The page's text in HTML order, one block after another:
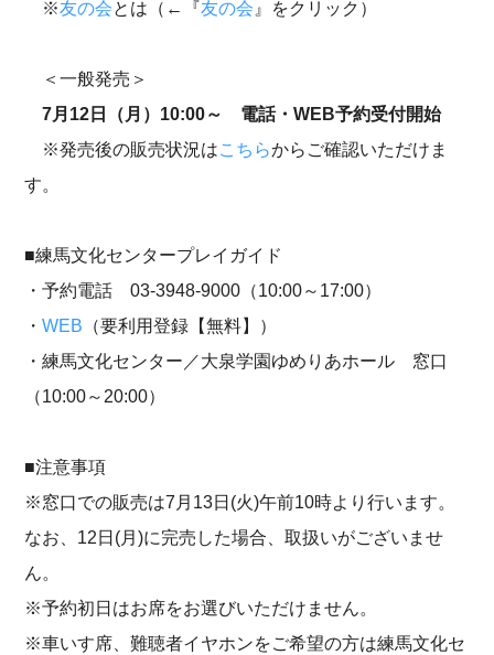
※友の会とは（←『友の会 』をクリック）
＜一般発売＞
7月12日（月）10:00～ 電話・WEB予約受付開始
※発売後の販売状況はこちらからご確認いただけま
す。
■練馬文化センタープレイガイド
・予約電話 03-3948-9000（10:00～17:00）
・WEB （要利用登録【無料】）
・練馬文化センター／大泉学園ゆめりあホール 窓口
（10:00～20:00）
■注意事項
※窓口での販売は7月13日(火)午前10時より行います。
なお、12日(月)に完売した場合、取扱いがございませ
ん。
※予約初日はお席をお選びいただけません。
※車いす席、難聴者イヤホンをご希望の方は練馬文化セ